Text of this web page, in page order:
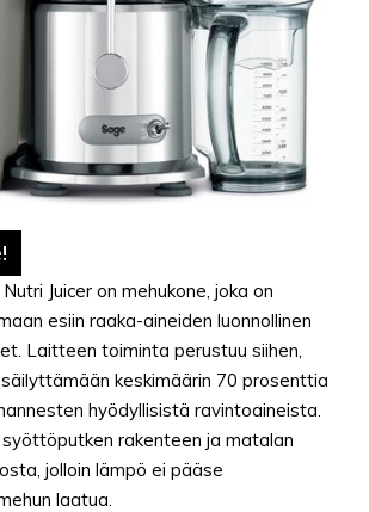
Juicer on mehukone, joka on
esiin raaka-aineiden luonnollinen
Laitteen toiminta perustuu siihen,
keskimäärin 70 prosenttia
hyödyllisistä ravintoaineista.
rakenteen ja matalan
jolloin lämpö ei pääse
laatua.